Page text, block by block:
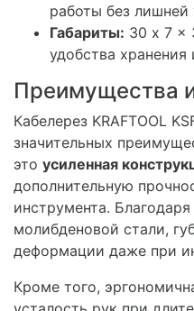
работы без лишней
Габариты: 30 x 7 x
удобства
Преимущества
Кабелерез KRAFTOOL
значительных
это усиленная
дополнительную
инструмента.
молибденовой стали,
деформации даже при
Кроме того,